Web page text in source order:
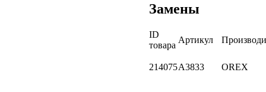
Замены
ID
товара
Артикул
214075A3833 OREX